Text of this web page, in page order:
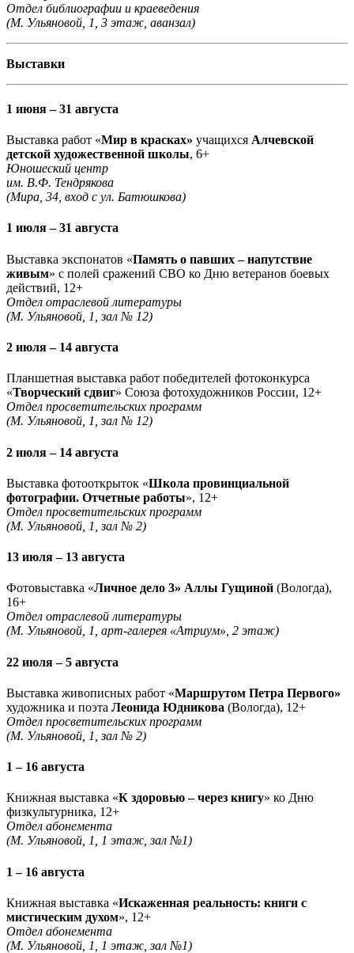
Отдел библиографии и краеведения
(М. Ульяновой, 1, 3 этаж, аванзал)
Выставки
1 июня – 31 августа
Выставка работ «Мир в красках» учащихся Алчевской
детской художественной школы, 6+
Юношеский центр
им. В.Ф. Тендрякова
(Мира, 34, вход с ул. Батюшкова)
1 июля – 31 августа
Выставка экспонатов «Память о павших – напутствие
живым» с полей сражений СВО ко Дню ветеранов боевых
действий, 12+
Отдел отраслевой литературы
(М. Ульяновой, 1, зал № 12)
2 июля – 14 августа
Планшетная выставка работ победителей фотоконкурса
«Творческий сдвиг» Союза фотохудожников России, 12+
Отдел просветительских программ
(М. Ульяновой, 1, зал № 12)
2 июля – 14 августа
Выставка фотооткрыток «Школа провинциальной
фотографии. Отчетные работы», 12+
Отдел просветительских программ
(М. Ульяновой, 1, зал № 2)
13 июля – 13 августа
Фотовыставка «Личное дело 3» Аллы Гущиной (Вологда),
16+
Отдел отраслевой литературы
(М. Ульяновой, 1, арт-галерея «Атриум», 2 этаж)
22 июля – 5 августа
Выставка живописных работ «Маршрутом Петра Первого»
художника и поэта Леонида Юдникова (Вологда), 12+
Отдел просветительских программ
(М. Ульяновой, 1, зал № 2)
1 – 16 августа
Книжная выставка «К здоровью – через книгу» ко Дню
физкультурника, 12+
Отдел абонемента
(М. Ульяновой, 1, 1 этаж, зал №1)
1 – 16 августа
Книжная выставка «Искаженная реальность: книги с
мистическим духом», 12+
Отдел абонемента
(М. Ульяновой, 1, 1 этаж, зал №1)